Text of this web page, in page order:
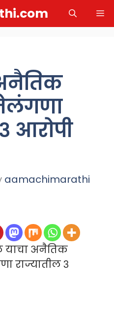
आरोपी
aamachimarathi
याचा अनैतिक
राज्यातील ३